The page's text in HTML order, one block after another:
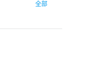
830nm单纵模激光
全部